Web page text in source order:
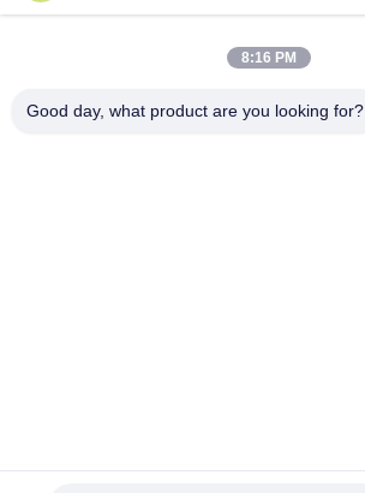
8:16 PM
Good day, what product are you looking for?